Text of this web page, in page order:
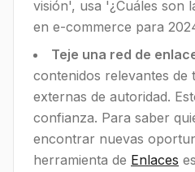
visión', usa '¿Cuáles son
en e-commerce para
Teje una red de
contenidos relevantes de
externas de autoridad.
confianza. Para saber
encontrar nuevas
herramienta de Enlaces